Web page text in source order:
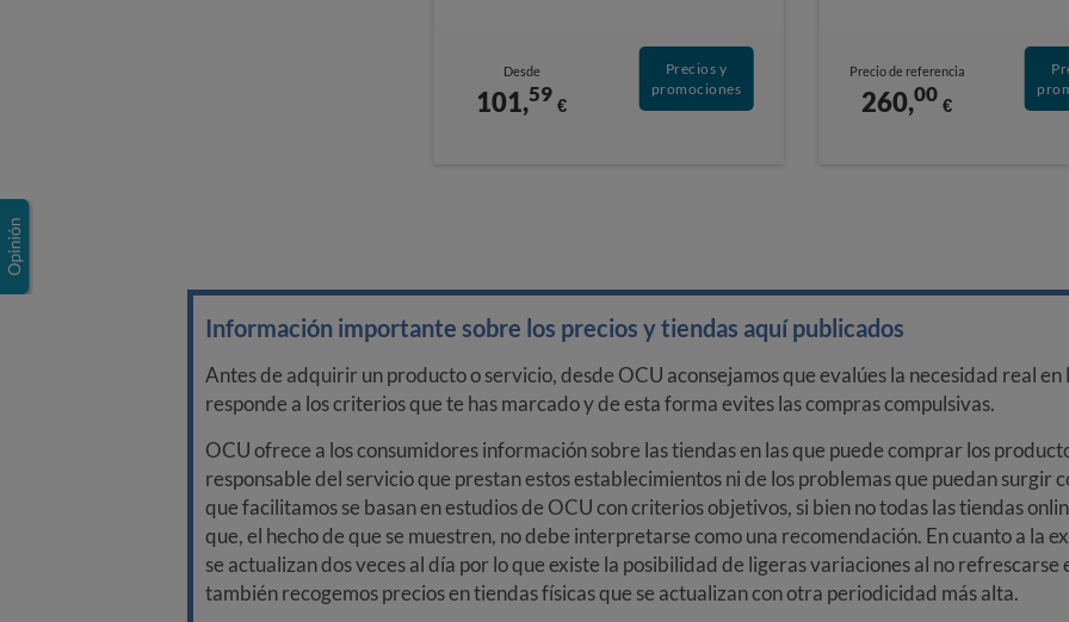
Desde
101,59 €
Precios y
promociones
Precio de referencia
260,00 €
Información importante sobre los precios y tiendas aquí publicados
Antes de adquirir un producto o servicio, desde OCU aconsejamos que evalúes la necesidad real
responde a los criterios que te has marcado y de esta forma evites las compras compulsivas.
OCU ofrece a los consumidores información sobre las tiendas en las que puede comprar los
responsable del servicio que prestan estos establecimientos ni de los problemas que puedan surgir
que facilitamos se basan en estudios de OCU con criterios objetivos, si bien no todas las tiendas
que, el hecho de que se muestren, no debe interpretarse como una recomendación. En cuanto a la
se actualizan dos veces al día por lo que existe la posibilidad de ligeras variaciones al no refrescarse
también recogemos precios en tiendas físicas que se actualizan con otra periodicidad más alta.